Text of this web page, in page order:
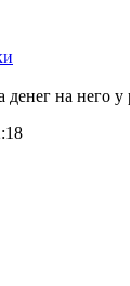
на него у